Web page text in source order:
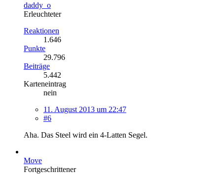
daddy_o
Erleuchteter
Reaktionen
1.646
Punkte
29.796
Beiträge
5.442
Karteneintrag
nein
11. August 2013 um 22:47
#6
Aha. Das Steel wird ein 4-Latten Segel.
Move
Fortgeschrittener